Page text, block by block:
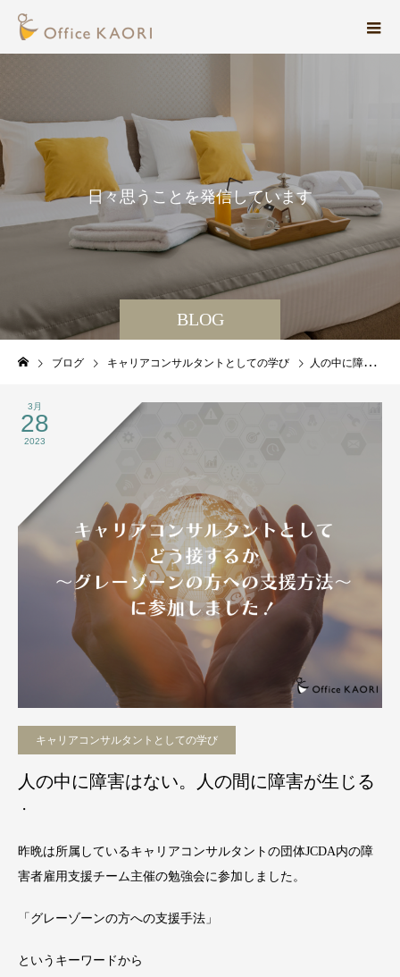
BLOG
日々思うことを発信しています。
ブログ キャリアコンサルタントとしての学び 人の中に障害はない。人の間に障害が生じる
3月
28
2023
キャリアコンサルタントとしての学び
人の中に障害はない。人の間に障害が生じる
・
昨晩は所属しているキャリアコンサルタントの団体JCDA内の障
害者雇用支援チーム主催の勉強会に参加しました。
「グレーゾーンの方への支援手法」
というキーワードから